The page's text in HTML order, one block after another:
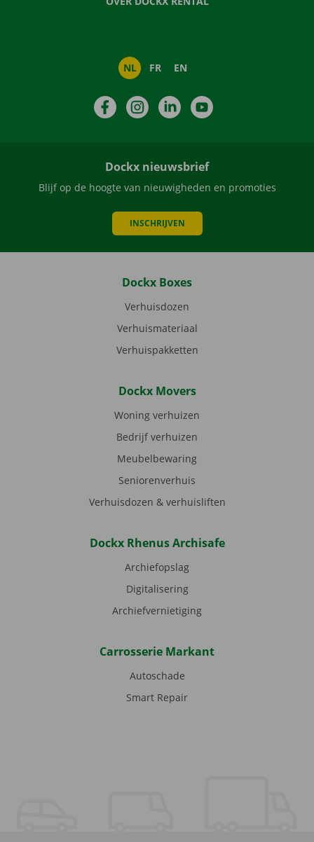
NL FR EN
FacebookInstagramLinkedIn
Dockx nieuwsbrief
Blijf op de hoogte van nieuwigheden en promoties
INSCHRIJVEN
Dockx Boxes
Verhuisdozen
Verhuismateriaal
Verhuispakketten
Dockx Movers
Woning verhuizen
Bedrijf verhuizen
Meubelbewaring
Seniorenverhuis
Verhuisdozen & verhuisliften
Dockx Rhenus Archisafe
Archiefopslag
Digitalisering
Archiefvernietiging
Carrosserie Markant
Autoschade
Smart Repair